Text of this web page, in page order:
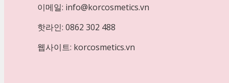
이메일: info@korcosmetics.vn
핫라인: 0862 302 488
웹사이트: korcosmetics.vn